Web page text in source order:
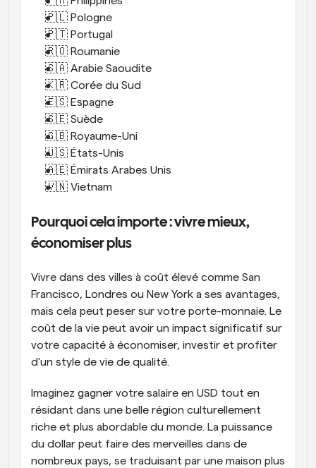
🇵🇱 Pologne
🇵🇹 Portugal
🇷🇴 Roumanie
🇸🇦 Arabie Saoudite
🇰🇷 Corée du Sud
🇪🇸 Espagne
🇸🇪 Suède
🇬🇧 Royaume-Uni
🇺🇸 États-Unis
🇦🇪 Émirats Arabes Unis
🇻🇳 Vietnam
Pourquoi cela importe : vivre mieux,
économiser plus
Vivre dans des villes à coût élevé comme San
Francisco, Londres ou New York a ses avantages,
mais cela peut peser sur votre porte-monnaie. Le
coût de la vie peut avoir un impact significatif sur
votre capacité à économiser, investir et profiter
d'un style de vie de qualité.
Imaginez gagner votre salaire en USD tout en
résidant dans une belle région culturellement
riche et plus abordable du monde. La puissance
du dollar peut faire des merveilles dans de
nombreux pays, se traduisant par une maison plus